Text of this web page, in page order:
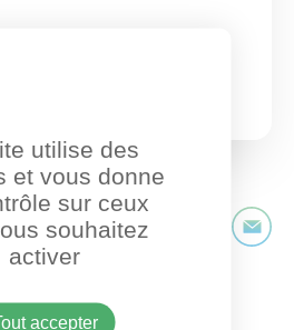
Partage
utilise des
et vous donne
sur ceux
souhaitez
activer
accepter